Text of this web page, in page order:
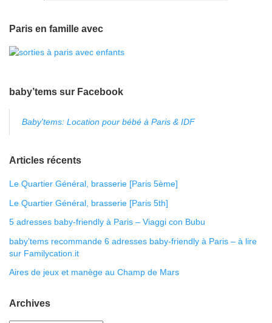
Paris en famille avec
baby’tems sur Facebook
Baby'tems: Location pour bébé à Paris & IDF
Articles récents
Le Quartier Général, brasserie [Paris 5ème]
Le Quartier Général, brasserie [Paris 5th]
5 adresses baby-friendly à Paris – Viaggi con Bubu
baby’tems recommande 6 adresses baby-friendly à Paris – à lire
sur Familycation.it
Aires de jeux et manège au Champ de Mars
Archives